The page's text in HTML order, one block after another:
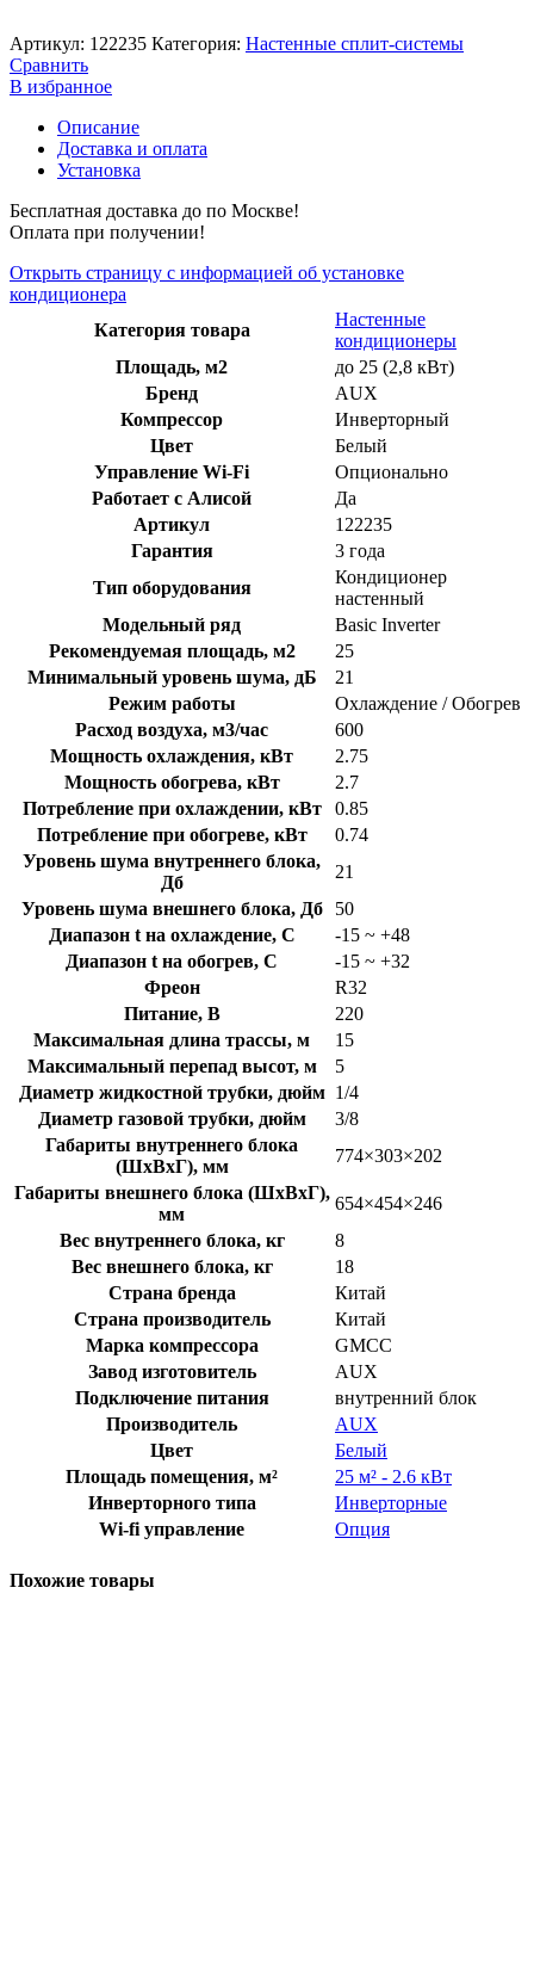
Артикул: 122235 Категория: Настенные сплит-системы
Сравнить
В избранное
Описание
Доставка и оплата
Установка
Бесплатная доставка до по Москве!
Оплата при получении!
Открыть страницу с информацией об установке
кондиционера
Категория товара
Настенные
кондиционеры
Площадь, м2
до 25 (2,8 кВт)
Бренд
AUX
Компрессор
Инверторный
Цвет
Белый
Управление Wi-Fi
Опционально
Работает с Алисой
Да
Артикул
122235
Гарантия
3 года
Тип оборудования
Кондиционер
настенный
Модельный ряд
Basic Inverter
Рекомендуемая площадь, м2
25
Минимальный уровень шума, дБ
21
Режим работы
Охлаждение / Обогрев
Расход воздуха, м3/час
600
Мощность охлаждения, кВт
2.75
Мощность обогрева, кВт
2.7
Потребление при охлаждении, кВт
0.85
Потребление при обогреве, кВт
0.74
Уровень шума внутреннего блока,
Дб
21
Уровень шума внешнего блока, Дб
50
Диапазон t на охлаждение, C
-15 ~ +48
Диапазон t на обогрев, C
-15 ~ +32
Фреон
R32
Питание, В
220
Максимальная длина трассы, м
15
Максимальный перепад высот, м
5
Диаметр жидкостной трубки, дюйм 1/4
Диаметр газовой трубки, дюйм
3/8
Габариты внутреннего блока
(ШхВхГ), мм
774×303×202
Габариты внешнего блока (ШхВхГ),
мм
654×454×246
Вес внутреннего блока, кг
8
Вес внешнего блока, кг
18
Страна бренда
Китай
Страна производитель
Китай
Марка компрессора
GMCC
Завод изготовитель
AUX
Подключение питания
внутренний блок
Производитель
AUX
Цвет
Белый
Площадь помещения, м²
25 м² - 2.6 кВт
Инверторного типа
Инверторные
Wi-fi управление
Опция
Похожие товары